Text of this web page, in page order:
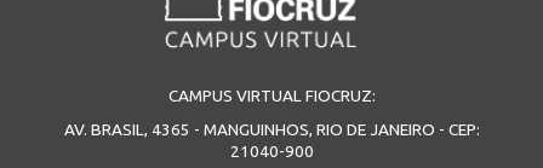
CAMPUS VIRTUAL FIOCRUZ:
AV. BRASIL, 4365 - MANGUINHOS, RIO DE JANEIRO - CEP:
21040-900